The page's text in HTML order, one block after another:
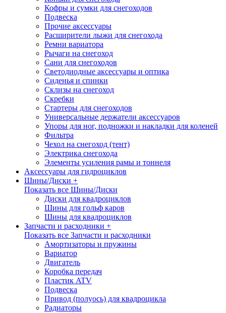
Кофры и сумки для снегоходов
Подвеска
Прочие аксессуары
Расширители лыжи для снегохода
Ремни вариатора
Рычаги на снегоход
Сани для снегоходов
Светодиодные аксессуары и оптика
Сиденья и спинки
Склизы на снегоход
Скребки
Стартеры для снегоходов
Универсальные держатели аксессуаров
Упоры для ног, подножки и накладки для коленей
Фильтра
Чехол на снегоход (тент)
Электрика снегохода
Элементы усиления рамы и тоннеля
Аксессуары для гидроциклов
Шины/Диски +
Показать все Шины/Диски
Диски для квадроциклов
Шины для гольф каров
Шины для квадроциклов
Запчасти и расходники +
Показать все Запчасти и расходники
Амортизаторы и пружины
Вариатор
Двигатель
Коробка передач
Пластик ATV
Подвеска
Привод (полуось) для квадроцикла
Радиаторы